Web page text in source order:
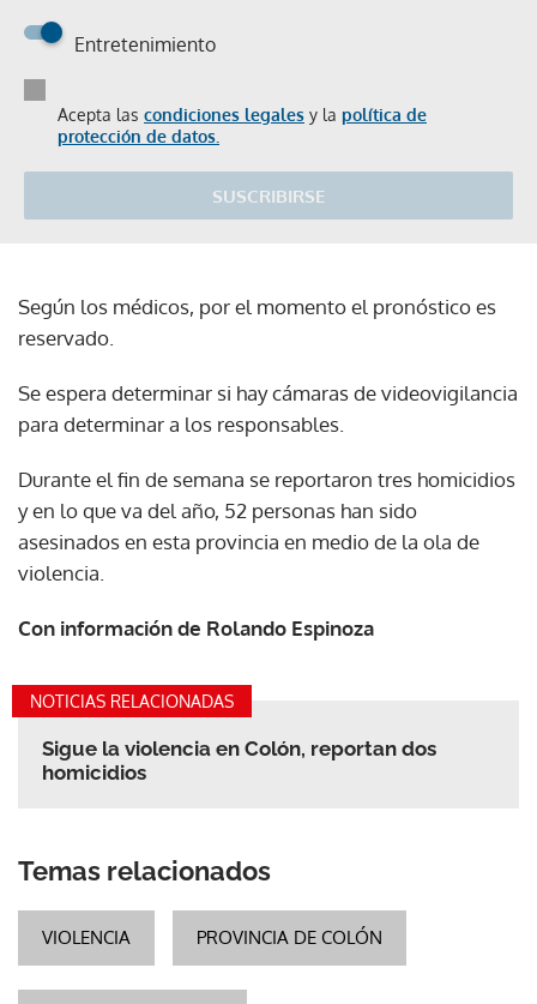
Entretenimiento
Acepta las condiciones legales y la política de
protección de datos.
SUSCRIBIRSE
Según los médicos, por el momento el pronóstico es
reservado.
Se espera determinar si hay cámaras de videovigilancia
para determinar a los responsables.
Durante el fin de semana se reportaron tres homicidios
y en lo que va del año, 52 personas han sido
asesinados en esta provincia en medio de la ola de
violencia.
Con información de Rolando Espinoza
NOTICIAS RELACIONADAS
Sigue la violencia en Colón, reportan dos
homicidios
Temas relacionados
VIOLENCIA PROVINCIA DE COLÓN